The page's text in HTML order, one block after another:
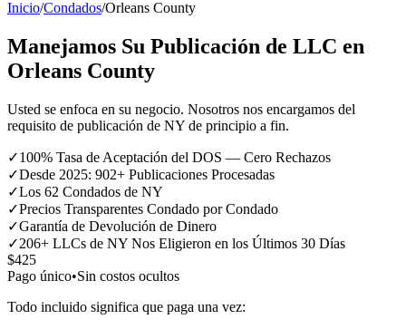
Inicio/Condados/Orleans County
Manejamos Su Publicación de LLC en
Orleans County
Usted se enfoca en su negocio. Nosotros nos encargamos del
requisito de publicación de NY de principio a fin.
✓100% Tasa de Aceptación del DOS — Cero Rechazos
✓Desde 2025: 902+ Publicaciones Procesadas
✓Los 62 Condados de NY
✓Precios Transparentes Condado por Condado
✓Garantía de Devolución de Dinero
✓206+ LLCs de NY Nos Eligieron en los Últimos 30 Días
$425
Pago único•Sin costos ocultos
Todo incluido significa que paga una vez: